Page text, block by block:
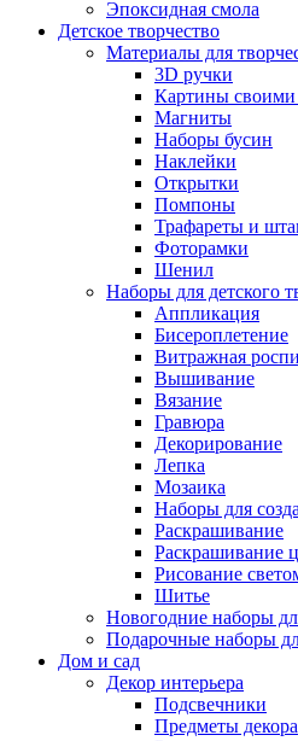
Эпоксидная смола
Детское творчество
Материалы для
3D ручки
Картины своими
Магниты
Наборы бусин
Наклейки
Открытки
Помпоны
Трафареты и
Фоторамки
Шенил
Наборы для детского
Аппликация
Бисероплетение
Витражная
Вышивание
Вязание
Гравюра
Декорирование
Лепка
Мозаика
Наборы для
Раскрашивание
Раскрашивание
Рисование
Шитье
Новогодние наборы
Подарочные наборы
Дом и сад
Декор интерьера
Подсвечники
Предметы декора